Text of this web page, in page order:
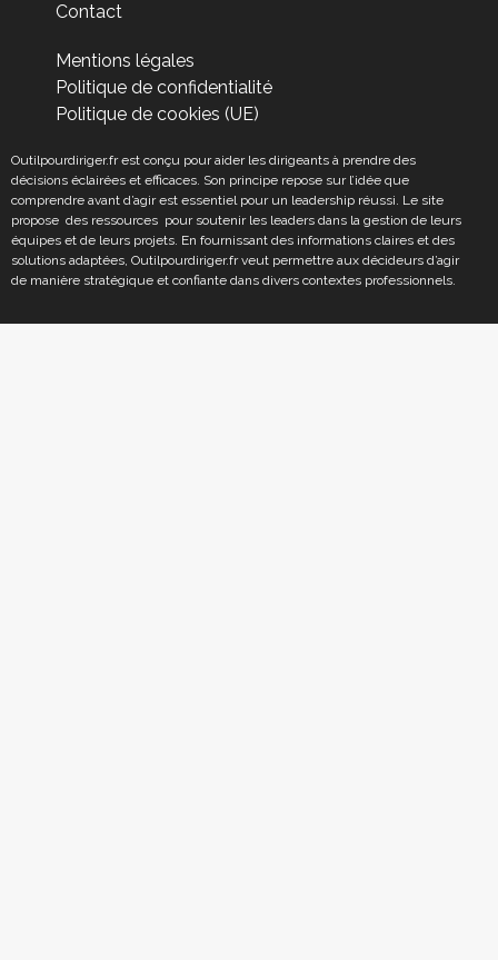
Contact
Mentions légales
Politique de confidentialité
Politique de cookies (UE)
Outilpourdiriger.fr est conçu pour aider les dirigeants à prendre des
décisions éclairées et efficaces. Son principe repose sur l’idée que
comprendre avant d’agir est essentiel pour un leadership réussi. Le site
propose des ressources pour soutenir les leaders dans la gestion de leurs
équipes et de leurs projets. En fournissant des informations claires et des
solutions adaptées, Outilpourdiriger.fr veut permettre aux décideurs d’agir
de manière stratégique et confiante dans divers contextes professionnels.